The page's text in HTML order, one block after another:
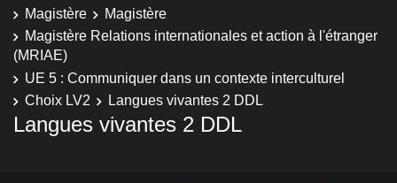
Magistère
Magistère
Magistère Relations internationales et action à l'étranger
(MRIAE)
UE 5 : Communiquer dans un contexte interculturel
Choix LV2
Langues vivantes 2 DDL
Langues vivantes 2 DDL